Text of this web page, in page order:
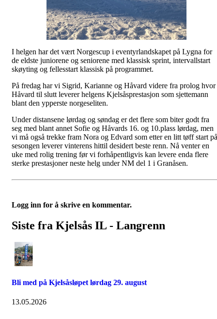
I helgen har det vært Norgescup i eventyrlandskapet på Lygna for
de eldste juniorene og seniorene med klassisk sprint, intervallstart
skøyting og fellesstart klassisk på programmet.
På fredag har vi Sigrid, Karianne og Håvard videre fra prolog hvor
Håvard til slutt leverer helgens Kjelsåsprestasjon som sjettemann
blant den ypperste norgeseliten.
Under distansene lørdag og søndag er det flere som biter godt fra
seg med blant annet Sofie og Håvards 16. og 10.plass lørdag, men
vi må også trekke fram Nora og Edvard som etter en litt tøff start på
sesongen leverer vinterens hittil desidert beste renn. Nå venter en
uke med rolig trening før vi forhåpentligvis kan levere enda flere
sterke prestasjoner neste helg under NM del 1 i Granåsen.
Logg inn for å skrive en kommentar.
Siste fra Kjelsås IL - Langrenn
Bli med på Kjelsåsløpet lørdag 29. august
13.05.2026